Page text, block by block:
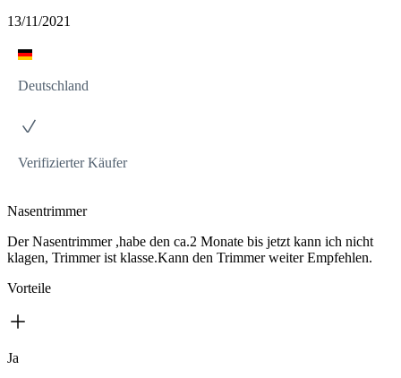
13/11/2021
Deutschland
Verifizierter Käufer
Nasentrimmer
Der Nasentrimmer ,habe den ca.2 Monate bis jetzt kann ich nicht
klagen, Trimmer ist klasse.Kann den Trimmer weiter Empfehlen.
Vorteile
Ja